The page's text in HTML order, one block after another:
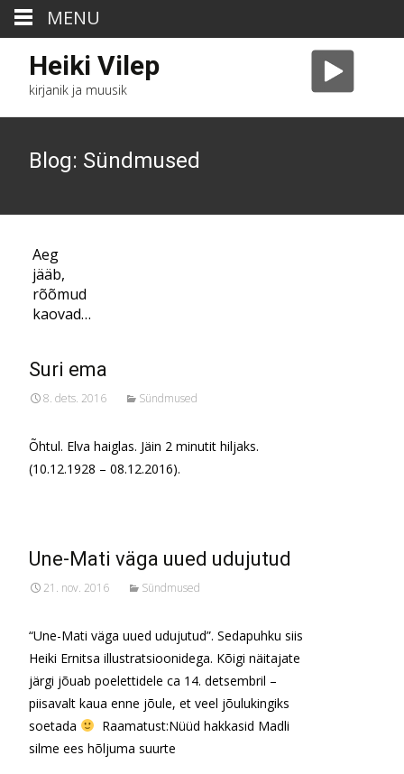
Heiki Vilep
kirjanik ja muusik
Blog: Sündmused
Aeg
jääb,
rõõmud
kaovad…
Suri ema
8. dets. 2016 Sündmused
Õhtul. Elva haiglas. Jäin 2 minutit hiljaks.
(10.12.1928 – 08.12.2016).
Une-Mati väga uued udujutud
21. nov. 2016 Sündmused
“Une-Mati väga uued udujutud”. Sedapuhku siis
Heiki Ernitsa illustratsioonidega. Kõigi näitajate
järgi jõuab poelettidele ca 14. detsembril –
piisavalt kaua enne jõule, et veel jõulukingiks
soetada
Raamatust:Nüüd hakkasid Madli
silme ees hõljuma suurte
MENU